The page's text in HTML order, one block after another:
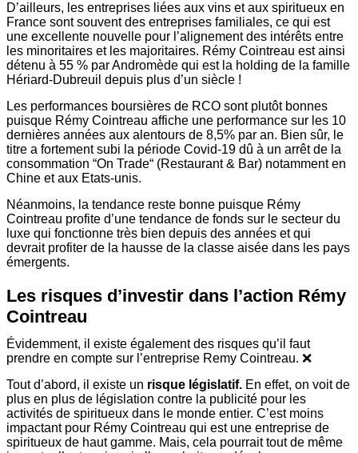
D’ailleurs, les entreprises liées aux vins et aux spiritueux en
France sont souvent des entreprises familiales, ce qui est
une excellente nouvelle pour l’alignement des intérêts entre
les minoritaires et les majoritaires. Rémy Cointreau est ainsi
détenu à 55 % par Andromède qui est la holding de la famille
Hériard-Dubreuil depuis plus d’un siècle !
Les performances boursières de RCO sont plutôt bonnes
puisque Rémy Cointreau affiche une performance sur les 10
dernières années aux alentours de 8,5% par an. Bien sûr, le
titre a fortement subi la période Covid-19 dû à un arrêt de la
consommation “On Trade“ (Restaurant & Bar) notamment en
Chine et aux Etats-unis.
Néanmoins, la tendance reste bonne puisque Rémy
Cointreau profite d’une tendance de fonds sur le secteur du
luxe qui fonctionne très bien depuis des années et qui
devrait profiter de la hausse de la classe aisée dans les pays
émergents.
Les risques d’investir dans l’action Rémy
Cointreau
Évidemment, il existe également des risques qu’il faut
prendre en compte sur l’entreprise Remy Cointreau. ❌
Tout d’abord, il existe un risque législatif. En effet, on voit de
plus en plus de législation contre la publicité pour les
activités de spiritueux dans le monde entier. C’est moins
impactant pour Rémy Cointreau qui est une entreprise de
spiritueux de haut gamme. Mais, cela pourrait tout de même